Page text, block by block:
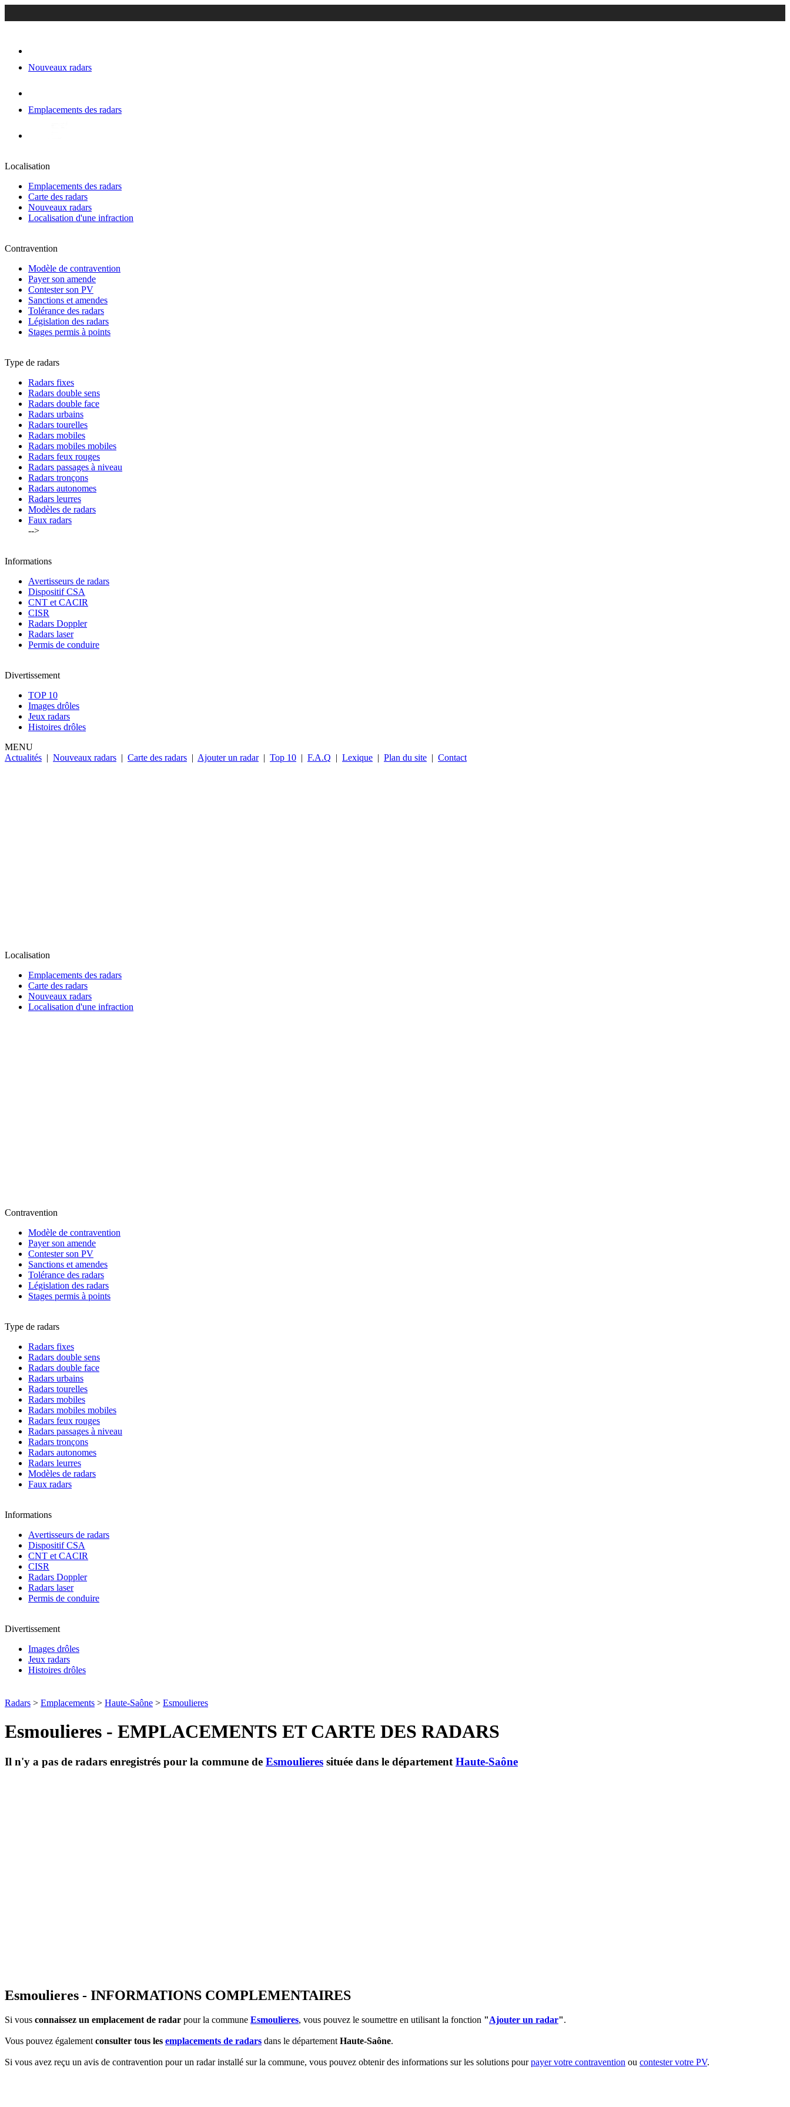
Nouveaux radars
Emplacements des radars
Localisation
Emplacements des radars
Carte des radars
Nouveaux radars
Localisation d'une infraction
Contravention
Modèle de contravention
Payer son amende
Contester son PV
Sanctions et amendes
Tolérance des radars
Législation des radars
Stages permis à points
Type de radars
Radars fixes
Radars double sens
Radars double face
Radars urbains
Radars tourelles
Radars mobiles
Radars mobiles mobiles
Radars feux rouges
Radars passages à niveau
Radars tronçons
Radars autonomes
Radars leurres
Modèles de radars
Faux radars
-->
Informations
Avertisseurs de radars
Dispositif CSA
CNT et CACIR
CISR
Radars Doppler
Radars laser
Permis de conduire
Divertissement
TOP 10
Images drôles
Jeux radars
Histoires drôles
MENU
Actualités | Nouveaux radars | Carte des radars | Ajouter un radar | Top 10 | F.A.Q | Lexique | Plan du site | Contact
Localisation
Emplacements des radars
Carte des radars
Nouveaux radars
Localisation d'une infraction
Contravention
Modèle de contravention
Payer son amende
Contester son PV
Sanctions et amendes
Tolérance des radars
Législation des radars
Stages permis à points
Type de radars
Radars fixes
Radars double sens
Radars double face
Radars urbains
Radars tourelles
Radars mobiles
Radars mobiles mobiles
Radars feux rouges
Radars passages à niveau
Radars tronçons
Radars autonomes
Radars leurres
Modèles de radars
Faux radars
Informations
Avertisseurs de radars
Dispositif CSA
CNT et CACIR
CISR
Radars Doppler
Radars laser
Permis de conduire
Divertissement
Images drôles
Jeux radars
Histoires drôles
Radars > Emplacements > Haute-Saône > Esmoulieres
Esmoulieres - EMPLACEMENTS ET CARTE DES RADARS
Il n'y a pas de radars enregistrés pour la commune de Esmoulieres située dans le département Haute-Saône
Esmoulieres - INFORMATIONS COMPLEMENTAIRES
Si vous connaissez un emplacement de radar pour la commune Esmoulieres, vous pouvez le soumettre en utilisant la fonction "Ajouter un radar".
Vous pouvez égalementconsulter tous les emplacements de radars dans le départementHaute-Saône.
Si vous avez reçu un avis de contravention pour un radar installé sur la commune, vous pouvez obtenir des informations sur les solutions pourpayer votre contravention ou contester votre PV.